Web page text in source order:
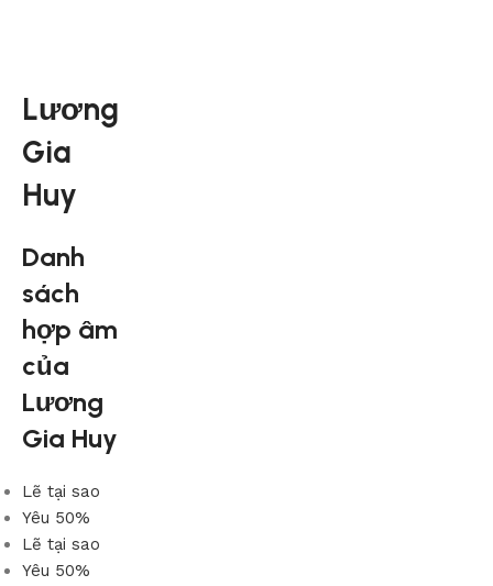
Lương
Gia
Huy
Danh
sách
hợp âm
của
Lương
Gia Huy
Lẽ tại sao
Yêu 50%
Lẽ tại sao
Yêu 50%